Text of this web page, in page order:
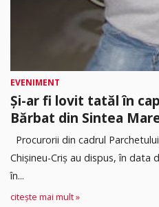
EVENIMENT
Și-ar fi lovit tatăl în
Bărbat din Sintea
Procurorii din cadrul
Chișineu-Criș au dispus, în data
în...
citește mai mult »